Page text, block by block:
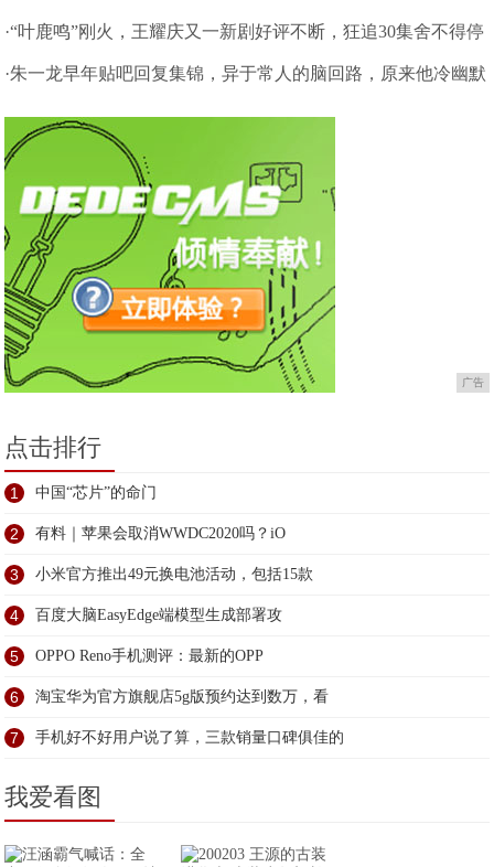
镜头前
·“叶鹿鸣”刚火，王耀庆又一新剧好评不断，狂追30集舍不得停
住啦
·朱一龙早年贴吧回复集锦，异于常人的脑回路，原来他冷幽默
很多年
广告
点击排行
1 中国“芯片”的命门
2 有料｜苹果会取消WWDC2020吗？iO
3 小米官方推出49元换电池活动，包括15款
4 百度大脑EasyEdge端模型生成部署攻
5 OPPO Reno手机测评：最新的OPP
6 淘宝华为官方旗舰店5g版预约达到数万，看
7 手机好不好用户说了算，三款销量口碑俱佳的
我爱看图